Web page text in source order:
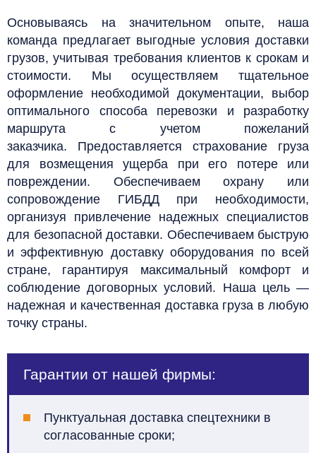
Основываясь на значительном опыте, наша
команда предлагает выгодные условия доставки
грузов, учитывая требования клиентов к срокам и
стоимости. Мы осуществляем тщательное
оформление необходимой документации, выбор
оптимального способа перевозки и разработку
маршрута с учетом пожеланий
заказчика. Предоставляется страхование груза
для возмещения ущерба при его потере или
повреждении. Обеспечиваем охрану или
сопровождение ГИБДД при необходимости,
организуя привлечение надежных специалистов
для безопасной доставки. Обеспечиваем быструю
и эффективную доставку оборудования по всей
стране, гарантируя максимальный комфорт и
соблюдение договорных условий. Наша цель —
надежная и качественная доставка груза в любую
точку страны.
Гарантии от нашей фирмы:
Пунктуальная доставка спецтехники в
согласованные сроки;